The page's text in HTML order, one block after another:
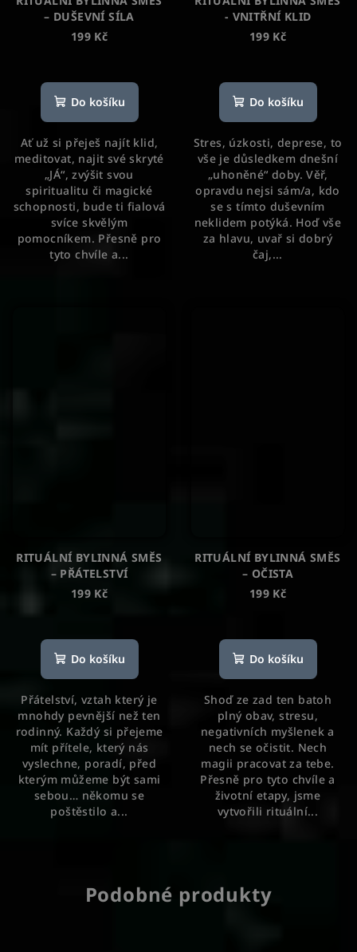
– DUŠEVNÍ SÍLA
199 Kč
Do košíku
Ať už si přeješ najít klid,
meditovat, najit své skryté
„JÁ“, zvýšit svou
spiritualitu či magické
schopnosti, bude ti fialová
svíce skvělým
pomocníkem. Přesně pro
tyto chvíle a...
- VNITŘNÍ KLID
199 Kč
hodnocení
produktu
z
5
hvězdiček.
Do košíku
Stres, úzkosti, deprese, to
vše je důsledkem dnešní
„uhoněné“ doby. Věř,
opravdu nejsi sám/a, kdo
se s tímto duševním
neklidem potýká. Hoď vše
za hlavu, uvař si dobrý
čaj,...
RITUÁLNÍ BYLINNÁ SMĚS
– PŘÁTELSTVÍ
199 Kč
Do košíku
Přátelství, vztah který je
mnohdy pevnější než ten
rodinný. Každý si přejeme
mít přítele, který nás
vyslechne, poradí, před
kterým můžeme být sami
sebou… někomu se
poštěstilo a...
RITUÁLNÍ BYLINNÁ SMĚS
– OČISTA
199 Kč
Do košíku
Shoď ze zad ten batoh
plný obav, stresu,
negativních myšlenek a
nech se očistit. Nech
magii pracovat za tebe.
Přesně pro tyto chvíle a
životní etapy, jsme
vytvořili rituální...
Podobné produkty